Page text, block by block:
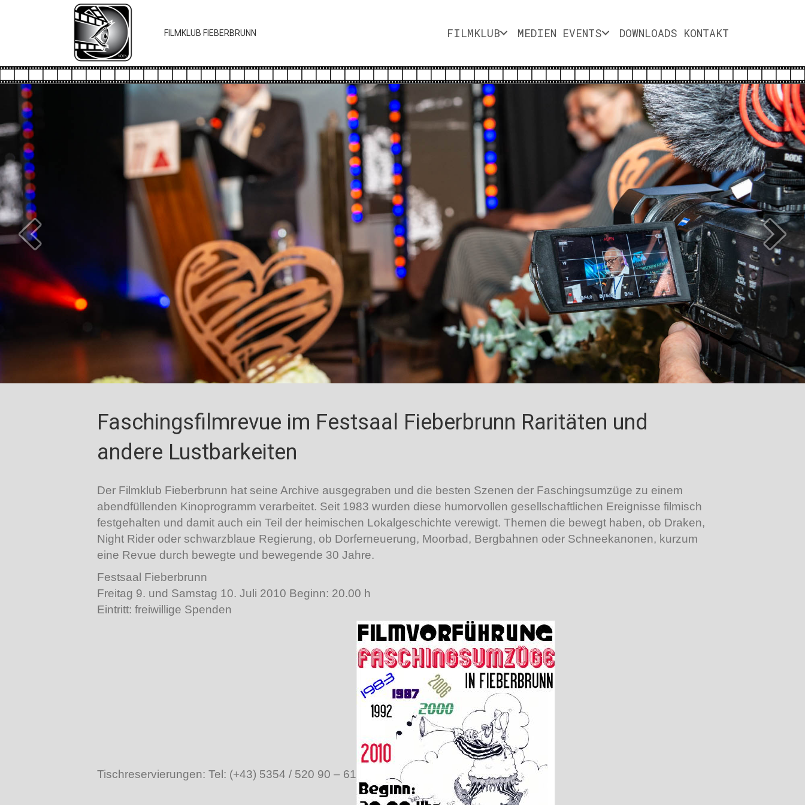
FILMKLUB FIEBERBRUNN FILMKLUB MEDIEN EVENTS DOWNLOADS KONTAKT
Faschingsfilmrevue im Festsaal Fieberbrunn Raritäten und
andere Lustbarkeiten
Der Filmklub Fieberbrunn hat seine Archive ausgegraben und die besten Szenen der Faschingsumzüge zu einem
abendfüllenden Kinoprogramm verarbeitet. Seit 1983 wurden diese humorvollen gesellschaftlichen Ereignisse filmisch
festgehalten und damit auch ein Teil der heimischen Lokalgeschichte verewigt. Themen die bewegt haben, ob Draken,
Night Rider oder schwarzblaue Regierung, ob Dorferneuerung, Moorbad, Bergbahnen oder Schneekanonen, kurzum
eine Revue durch bewegte und bewegende 30 Jahre.
Festsaal Fieberbrunn
Freitag 9. und Samstag 10. Juli 2010 Beginn: 20.00 h
Eintritt: freiwillige Spenden
Tischreservierungen: Tel: (+43) 5354 / 520 90 – 61